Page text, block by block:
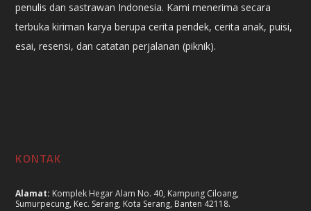
penulis dan sastrawan Indonesia. Kami menerima secara
terbuka kiriman karya berupa cerita pendek, cerita anak, puisi,
esai, resensi, dan catatan perjalanan (piknik).
KONTAK
Alamat: Komplek Hegar Alam No. 40, Kampung Ciloang,
Sumurpecung, Kec. Serang, Kota Serang, Banten 42118.